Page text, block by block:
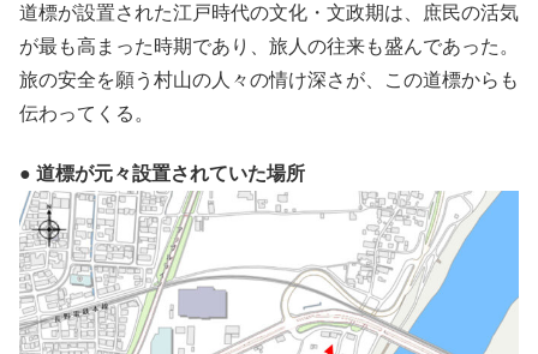
道標が設置された江戸時代の文化・文政期は、庶民の活気
が最も高まった時期であり、旅人の往来も盛んであった。
旅の安全を願う村山の人々の情け深さが、この道標からも
伝わってくる。
● 道標が元々設置されていた場所